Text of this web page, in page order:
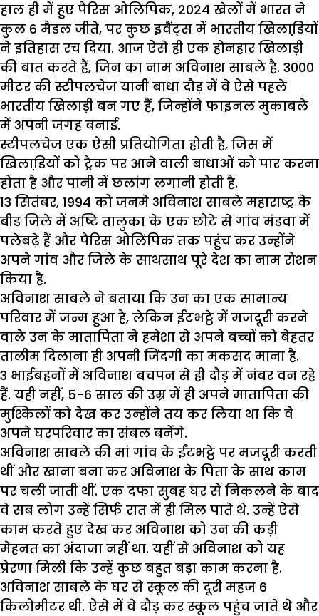
हाल ही में हुए पैरिस ओलिंपिक, 2024 खेलों में भारत ने
कुल 6 मैडल जीते, पर कुछ इवैंट्स में भारतीय खिलाडि़यों
ने इतिहास रच दिया. आज ऐसे ही एक होनहार खिलाड़ी
की बात करते हैं, जिन का नाम अविनाश साबले है. 3000
मीटर की स्टीपलचेज यानी बाधा दौड़ में वे ऐसे पहले
भारतीय खिलाड़ी बन गए हैं, जिन्होंने फाइनल मुकाबले
में अपनी जगह बनाई.
स्टीपलचेज एक ऐसी प्रतियोगिता होती है, जिस में
खिलाडि़यों को ट्रैक पर आने वाली बाधाओं को पार करना
होता है और पानी में छलांग लगानी होती है.
13 सितंबर, 1994 को जनमे अविनाश साबले महाराष्ट्र के
बीड जिले में अष्टि तालुका के एक छोटे से गांव मंडवा में
पलेबढ़े हैं और पैरिस ओलिंपिक तक पहुंच कर उन्होंने
अपने गांव और जिले के साथसाथ पूरे देश का नाम रोशन
किया है.
अविनाश साबले ने बताया कि उन का एक सामान्य
परिवार में जन्म हुआ है, लेकिन ईंटभट्ठे में मजदूरी करने
वाले उन के मातापिता ने हमेशा से अपने बच्चों को बेहतर
तालीम दिलाना ही अपनी जिंदगी का मकसद माना है.
3 भाईबहनों में अविनाश बचपन से ही दौड़ में नंबर वन रहे
हैं. यही नहीं, 5-6 साल की उम्र में ही अपने मातापिता की
मुश्किलों को देख कर उन्होंने तय कर लिया था कि वे
अपने घरपरिवार का संबल बनेंगे.
अविनाश साबले की मां गांव के ईंटभट्ठे पर मजदूरी करती
थीं और खाना बना कर अविनाश के पिता के साथ काम
पर चली जाती थीं. एक दफा सुबह घर से निकलने के बाद
वे सब लोग उन्हें सिर्फ रात में ही मिल पाते थे. उन्हें ऐसे
काम करते हुए देख कर अविनाश को उन की कड़ी
मेहनत का अंदाजा नहीं था. यहीं से अविनाश को यह
प्रेरणा मिली कि उन्हें कुछ बहुत बड़ा काम करना है.
अविनाश साबले के घर से स्कूल की दूरी महज 6
किलोमीटर थी. ऐसे में वे दौड़ कर स्कूल पहुंच जाते थे और